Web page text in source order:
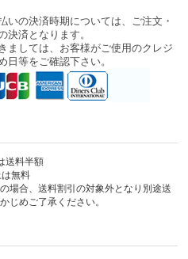
いの決済時期については、ご注文・
決済となります。
ましては、お客様がご使用のクレジ
日等をご確認下さい。
送料半額
無料
場合、送料割引の対象外となり別途送
じめご了承ください。